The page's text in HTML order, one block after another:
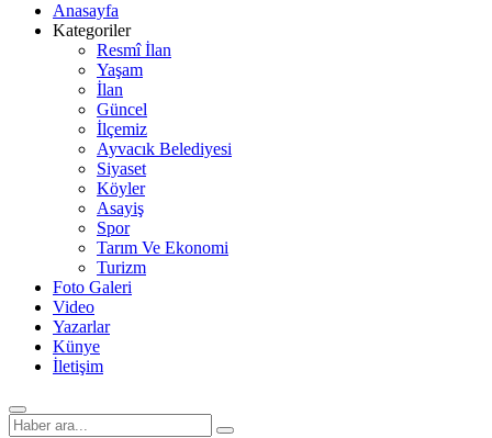
Anasayfa
Kategoriler
Resmî İlan
Yaşam
İlan
Güncel
İlçemiz
Ayvacık Belediyesi
Siyaset
Köyler
Asayiş
Spor
Tarım Ve Ekonomi
Turizm
Foto Galeri
Video
Yazarlar
Künye
İletişim